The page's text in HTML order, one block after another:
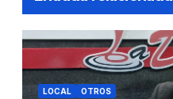
LOCAL OTROS